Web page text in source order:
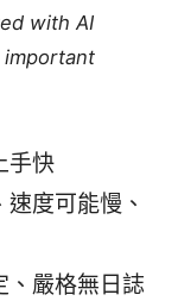
with AI
important
手快
度可能慢、
、嚴格無日誌